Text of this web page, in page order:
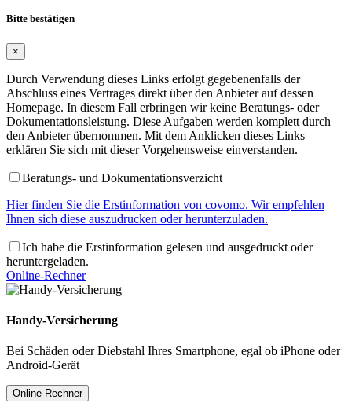
Bitte bestätigen
×
Durch Verwendung dieses Links erfolgt gegebenenfalls der
Abschluss eines Vertrages direkt über den Anbieter auf dessen
Homepage. In diesem Fall erbringen wir keine Beratungs- oder
Dokumentationsleistung. Diese Aufgaben werden komplett durch
den Anbieter übernommen. Mit dem Anklicken dieses Links
erklären Sie sich mit dieser Vorgehensweise einverstanden.
Beratungs- und Dokumentationsverzicht
Hier finden Sie die Erstinformation von covomo. Wir empfehlen
Ihnen sich diese auszudrucken oder herunterzuladen.
Ich habe die Erstinformation gelesen und ausgedruckt oder
heruntergeladen.
Online-Rechner
Handy-Versicherung
Bei Schäden oder Diebstahl Ihres Smartphone, egal ob iPhone oder
Android-Gerät
Online-Rechner